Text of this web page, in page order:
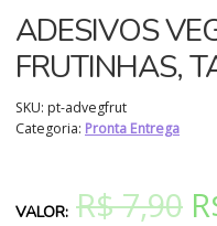
ADESIVOS
FRUTINHAS,
SKU: pt-advegfrut
Categoria: Pronta Entrega
R$7,90 O